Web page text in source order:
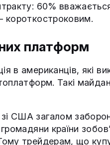
60%
короткостроковим.
платформ
в американців, які
Такі
США загалом
країни
трейдерам, що